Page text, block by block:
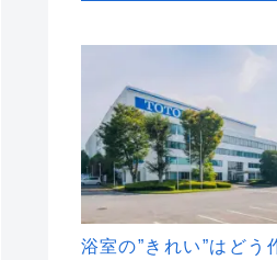
浴室の”きれい”はどう